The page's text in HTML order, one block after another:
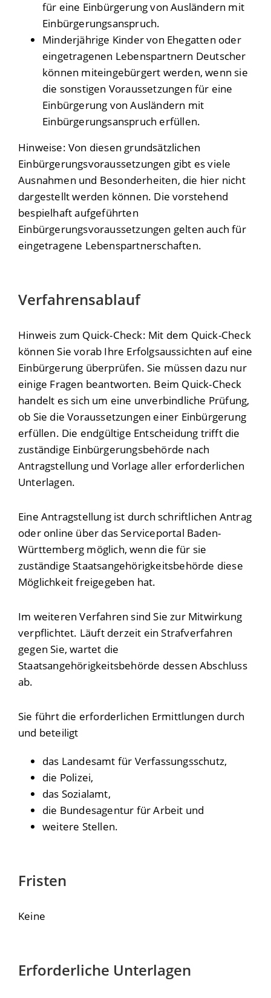
für eine Einbürgerung von Ausländern mit
Einbürgerungsanspruch.
Minderjährige Kinder von Ehegatten oder
eingetragenen Lebenspartnern Deutscher
können miteingebürgert werden, wenn sie
die sonstigen Voraussetzungen für eine
Einbürgerung von Ausländern mit
Einbürgerungsanspruch erfüllen.
Hinweise: Von diesen grundsätzlichen
Einbürgerungsvoraussetzungen gibt es viele
Ausnahmen und Besonderheiten, die hier nicht
dargestellt werden können. Die vorstehend
bespielhaft aufgeführten
Einbürgerungsvoraussetzungen gelten auch für
eingetragene Lebenspartnerschaften.
Verfahrensablauf
Hinweis zum Quick-Check: Mit dem Quick-Check
können Sie vorab Ihre Erfolgsaussichten auf eine
Einbürgerung überprüfen. Sie müssen dazu nur
einige Fragen beantworten. Beim Quick-Check
handelt es sich um eine unverbindliche Prüfung,
ob Sie die Voraussetzungen einer Einbürgerung
erfüllen. Die endgültige Entscheidung trifft die
zuständige Einbürgerungsbehörde nach
Antragstellung und Vorlage aller erforderlichen
Unterlagen.
Eine Antragstellung ist durch schriftlichen Antrag
oder online über das Serviceportal Baden-
Württemberg möglich, wenn die für sie
zuständige Staatsangehörigkeitsbehörde diese
Möglichkeit freigegeben hat.
Im weiteren Verfahren sind Sie zur Mitwirkung
verpflichtet. Läuft derzeit ein Strafverfahren
gegen Sie, wartet die
Staatsangehörigkeitsbehörde dessen Abschluss
ab.
Sie führt die erforderlichen Ermittlungen durch
und beteiligt
das Landesamt für Verfassungsschutz,
die Polizei,
das Sozialamt,
die Bundesagentur für Arbeit und
weitere Stellen.
Fristen
Keine
Erforderliche Unterlagen